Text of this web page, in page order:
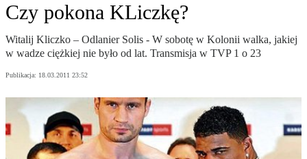
Czy pokona KLiczkę?
Witalij Kliczko – Odlanier Solis - W sobotę w Kolonii walka, jakiej
w wadze ciężkiej nie było od lat. Transmisja w TVP 1 o 23
Publikacja: 18.03.2011 23:52